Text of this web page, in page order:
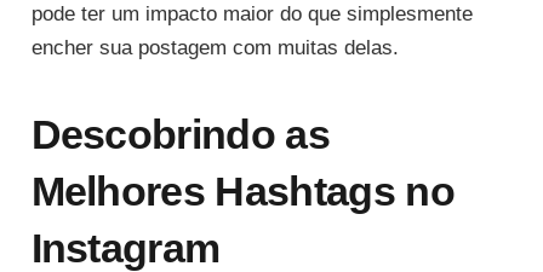
pode ter um impacto maior do que simplesmente
encher sua postagem com muitas delas.
Descobrindo as
Melhores Hashtags no
Instagram